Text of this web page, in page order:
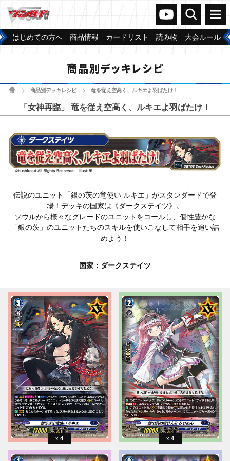
ヴァンガードch
検索 メニュー
はじめての方へ 商品情報 カードリスト 読み物 大会ルール
商品別デッキレシピ
ホーム商品別デッキレシピ 竜を従え空高く、ルキエよ羽ばたけ！
「女神再臨」 竜を従え空高く、ルキエよ羽ばたけ！
伝説のユニット「銀の茨の竜使い ルキエ」がスタンダードで登
場！デッキの国家は《ダークステイツ》。
ソウルから様々なグレードのユニットをコールし、個性豊かな
「銀の茨」のユニットたちのスキルを使いこなして相手を追い詰
めよう！
国家：ダークステイツ
4 4